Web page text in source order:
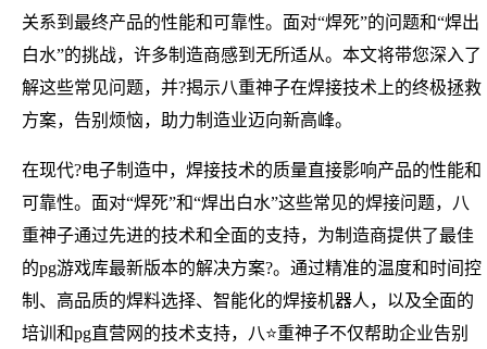
关系到最终产品的性能和可靠性。面对“焊死”的问题和“焊出
白水”的挑战，许多制造商感到无所适从。本文将带您深入了
解这些常见问题，并?揭示八重神子在焊接技术上的终极拯救
方案，告别烦恼，助力制造业迈向新高峰。
在现代?电子制造中，焊接技术的质量直接影响产品的性能和
可靠性。面对“焊死”和“焊出白水”这些常见的焊接问题，八
重神子通过先进的技术和全面的支持，为制造商提供了最佳
的pg游戏库最新版本的解决方案?。通过精准的温度和时间控
制、高品质的焊料选择、智能化的焊接机器人，以及全面的
培训和pg直营网的技术支持，八⭐重神子不仅帮助企业告别